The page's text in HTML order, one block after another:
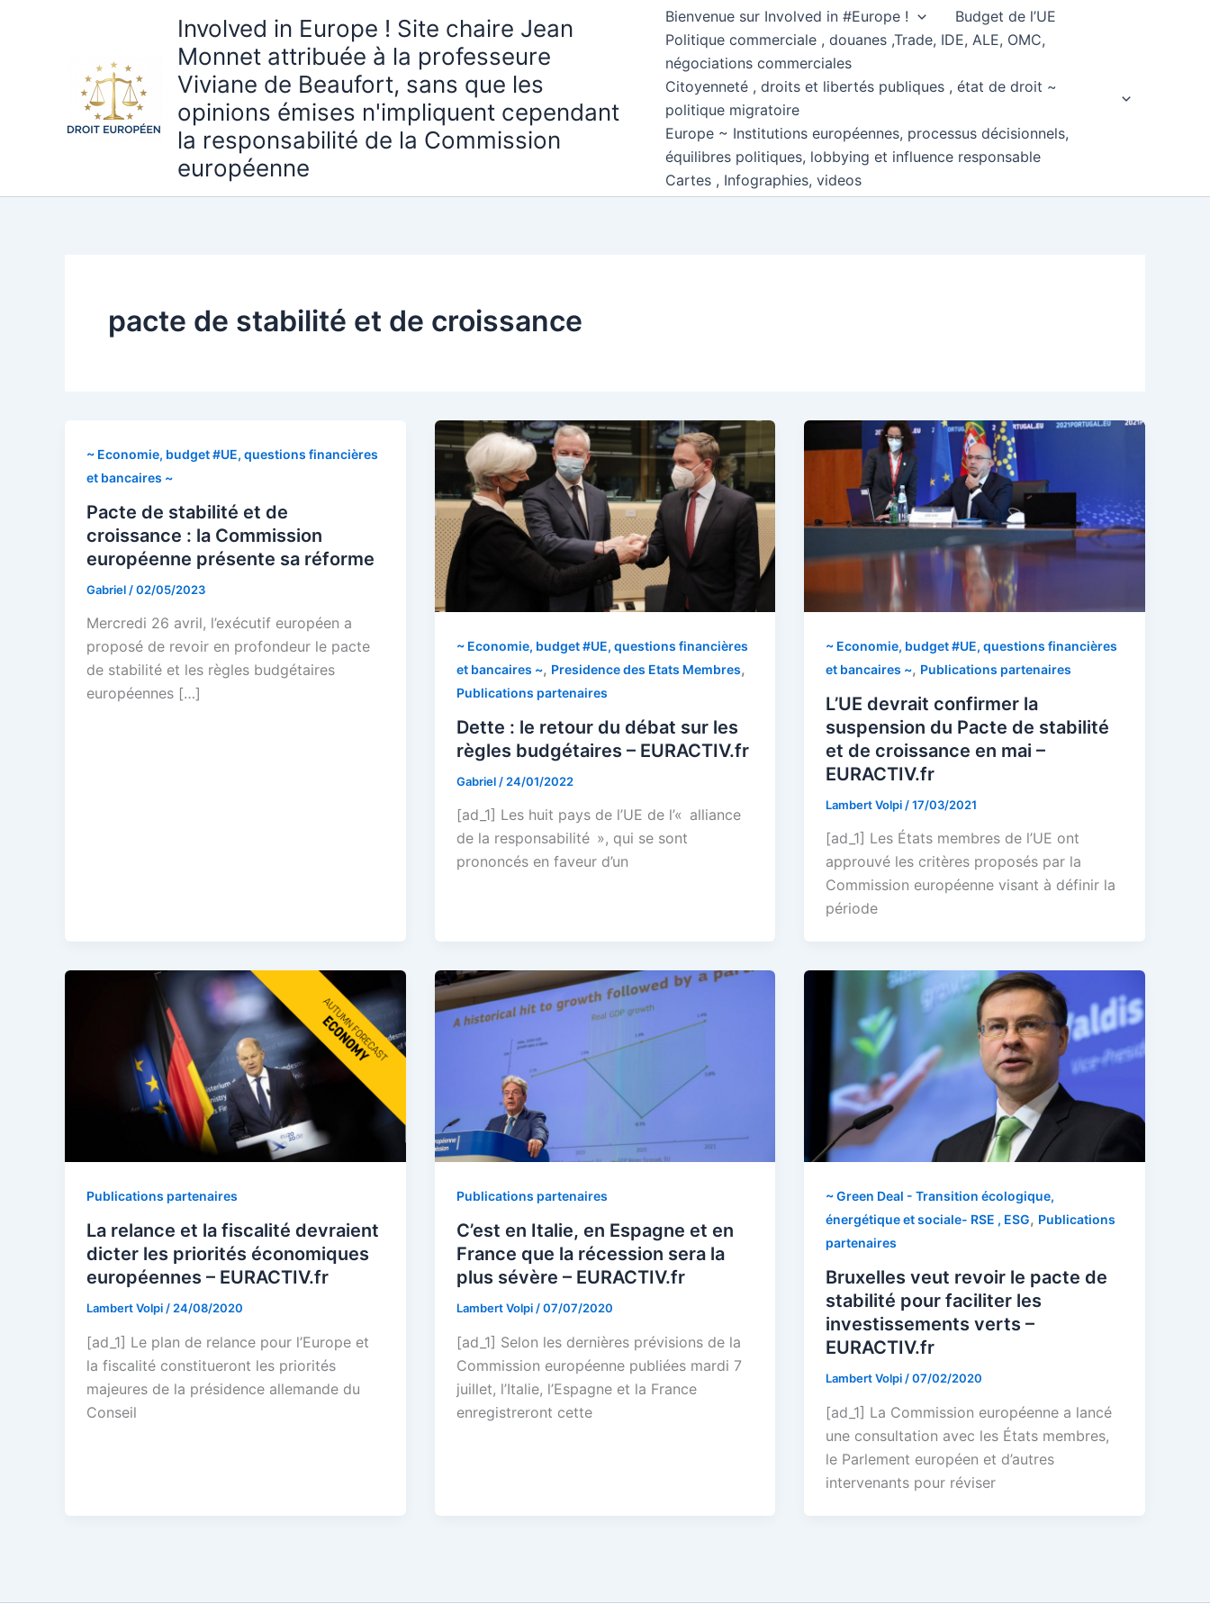
Involved in Europe ! Site chaire Jean
Monnet attribuée à la professeure
Viviane de Beaufort, sans que les
opinions émises n'impliquent cependant
la responsabilité de la Commission
européenne
Bienvenue sur Involved in #Europe !
Budget de l’UE
Politique commerciale , douanes ,Trade, IDE, ALE, OMC,
négociations commerciales
Citoyenneté , droits et libertés publiques , état de droit ~
politique migratoire
Europe ~ Institutions européennes, processus décisionnels,
équilibres politiques, lobbying et influence responsable
Cartes , Infographies, videos
pacte de stabilité et de croissance
~ Economie, budget #UE, questions financières
et bancaires ~
Pacte de stabilité et de
croissance : la Commission
européenne présente sa réforme
Gabriel /02/05/2023
Mercredi 26 avril, l’exécutif européen a
proposé de revoir en profondeur le pacte
de stabilité et les règles budgétaires
européennes […]
~ Economie, budget #UE, questions financières
et bancaires ~, Presidence des Etats Membres,
Publications partenaires
Dette : le retour du débat sur les
règles budgétaires – EURACTIV.fr
Gabriel / 24/01/2022
[ad_1] Les huit pays de l’UE de l’« alliance
de la responsabilité », qui se sont
prononcés en faveur d’un
~ Economie, budget #UE, questions financières
et bancaires ~, Publications partenaires
L’UE devrait confirmer la
suspension du Pacte de stabilité
et de croissance en mai –
EURACTIV.fr
Lambert Volpi /17/03/2021
[ad_1] Les États membres de l’UE ont
approuvé les critères proposés par la
Commission européenne visant à définir la
période
Publications partenaires
La relance et la fiscalité devraient
dicter les priorités économiques
européennes – EURACTIV.fr
Lambert Volpi / 24/08/2020
[ad_1] Le plan de relance pour l’Europe et
la fiscalité constitueront les priorités
majeures de la présidence allemande du
Conseil
Publications partenaires
C’est en Italie, en Espagne et en
France que la récession sera la
plus sévère – EURACTIV.fr
Lambert Volpi /07/07/2020
[ad_1] Selon les dernières prévisions de la
Commission européenne publiées mardi 7
juillet, l’Italie, l’Espagne et la France
enregistreront cette
~ Green Deal - Transition écologique,
énergétique et sociale- RSE , ESG, Publications
partenaires
Bruxelles veut revoir le pacte de
stabilité pour faciliter les
investissements verts –
EURACTIV.fr
Lambert Volpi /07/02/2020
[ad_1] La Commission européenne a lancé
une consultation avec les États membres,
le Parlement européen et d’autres
intervenants pour réviser